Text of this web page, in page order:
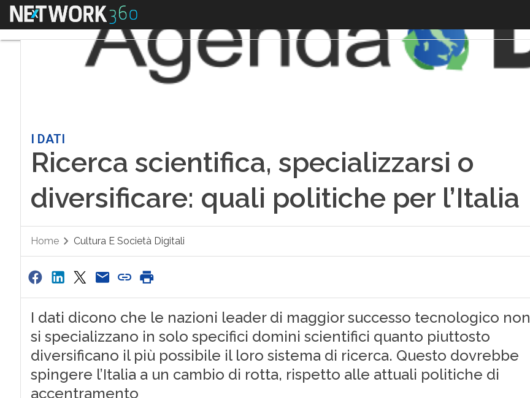
Menu
I DATI
Ricerca scientifica, specializzarsi o
diversificare: quali politiche per l’Italia
Home Cultura E Società Digitali
I dati dicono che le nazioni leader di maggior successo tecnologico non
si specializzano in solo specifici domini scientifici quanto piuttosto
diversificano il più possibile il loro sistema di ricerca. Questo dovrebbe
spingere l’Italia a un cambio di rotta, rispetto alle attuali politiche di
accentramento